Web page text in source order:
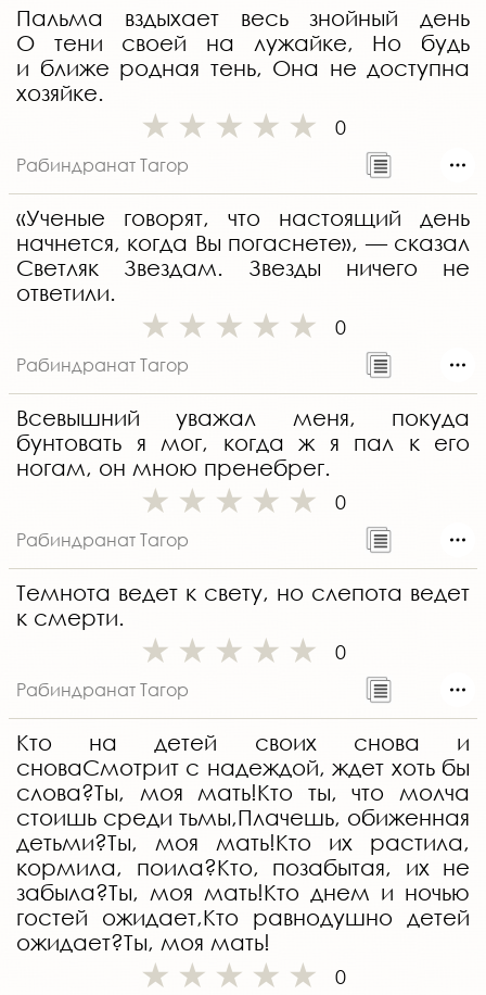
Пальма вздыхает весь знойный день
О тени своей на лужайке, Но будь
и ближе родная тень, Она не доступна
хозяйке.
0
Рабиндранат Тагор
«Ученые говорят, что настоящий день
начнется, когда Вы погаснете», — сказал
Светляк Звездам. Звезды ничего не
ответили.
0
Рабиндранат Тагор
Всевышний уважал меня, покуда
бунтовать я мог, когда ж я пал к его
ногам, он мною пренебрег.
0
Рабиндранат Тагор
Темнота ведет к свету, но слепота ведет
к смерти.
0
Рабиндранат Тагор
Кто на детей своих снова и
сноваСмотрит с надеждой, ждет хоть бы
слова?Ты, моя мать!Кто ты, что молча
стоишь среди тьмы,Плачешь, обиженная
детьми?Ты, моя мать!Кто их растила,
кормила, поила?Кто, позабытая, их не
забыла?Ты, моя мать!Кто днем и ночью
гостей ожидает,Кто равнодушно детей
ожидает?Ты, моя мать!
0